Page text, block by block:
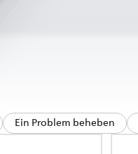
Ein Problem beheben